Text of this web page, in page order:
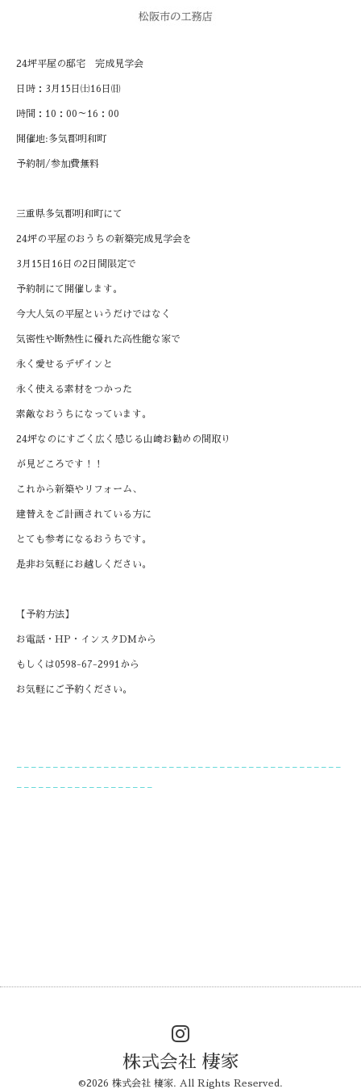
24坪平屋の邸宅 完成見学会
日時： 3 月 15 日㈯ 16 日㈰
時間： 10 ： 00～16 ： 00
開催地:多気郡明和町
予約制 /参加費無料
三重県多気郡明和町にて
24坪の平屋のおうちの新築完成見学会を
3 月 15 日 16 日の2 日間限定で
予約制にて開催します。
今大人気の平屋というだけではなく
気密性や断熱性に優れた高性能な家で
永く愛せるデザインと
永く使える素材をつかった
素敵なおうちになっています。
24坪なのにすごく広く感じる山﨑お勧めの間取り
が見どころです！！
これから新築やリフォーム、
建替えをご計画されている方に
とても参考になるおうちです。
是非お気軽にお越しください。
【予約方法】
お電話・ HP ・インスタ DM から
もしくは0598-67-2991 から
お気軽にご予約ください。
---------------------------------------------
-------------------
株式会社 棲家
©2026 株式会社 棲家. All Rights Reserved.